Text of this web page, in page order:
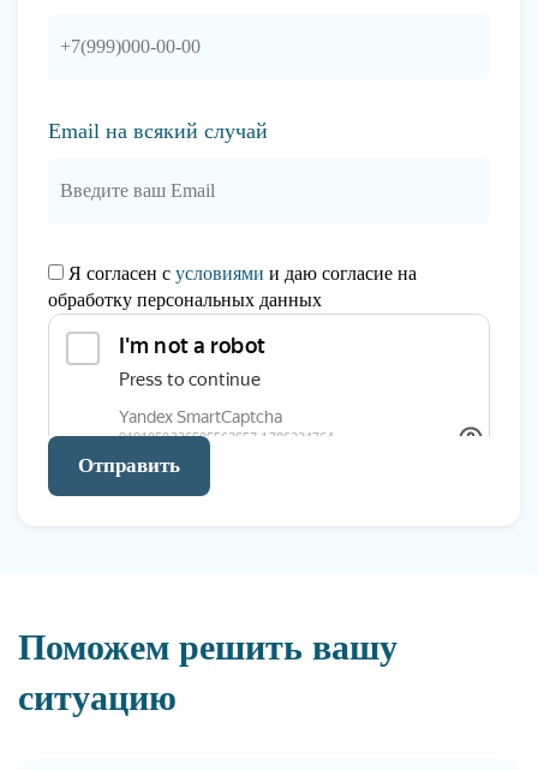
Email на всякий случай
Я согласен с условиями и даю согласие на
обработку персональных данных
Отправить
Поможем решить вашу
ситуацию